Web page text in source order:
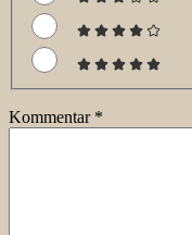
Kommentar *